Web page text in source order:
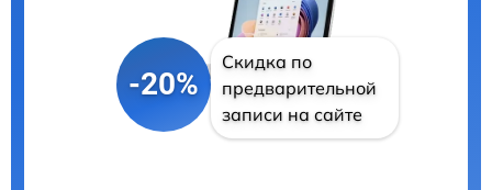
-20%
Скидка по
предварительной
записи на сайте